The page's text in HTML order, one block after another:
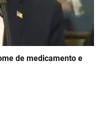
de medicamento e